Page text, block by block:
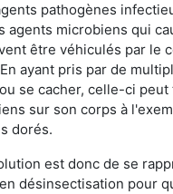
pathogènes
agents microbiens qui
être véhiculés par le
ayant pris par de
se cacher, celle-ci peut
sur son corps à
dorés.
est donc de se
désinsectisation pour